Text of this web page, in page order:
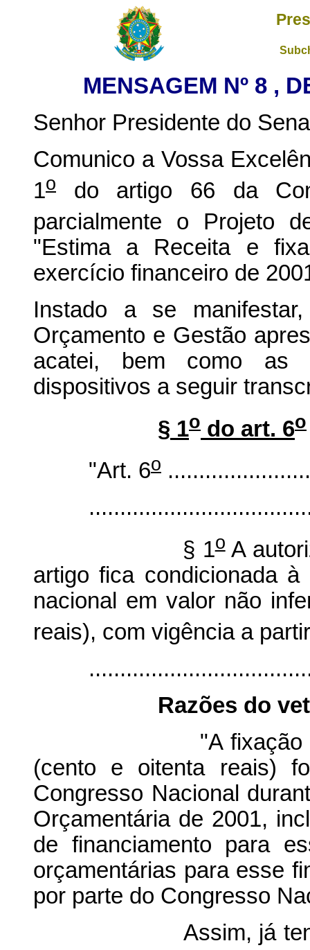
MENSAGEM Nº 8 ,
Senhor Presidente do
Comunico a Vossa
1o
do artigo 66 da
parcialmente o Projeto
"Estima a Receita e
exercício financeiro de
Instado a se
Orçamento e Gestão
acatei, bem como as
dispositivos a seguir
§ 1o do art. 6o
"Art. 6o
§ 1oA
artigo fica condicionada
nacional em valor não
reais), com vigência a
Razões do
"A fixação do
(cento e oitenta reais)
Congresso Nacional
Orçamentária de 2001,
de financiamento para
orçamentárias para esse
por parte do Congresso
Assim, já tendo